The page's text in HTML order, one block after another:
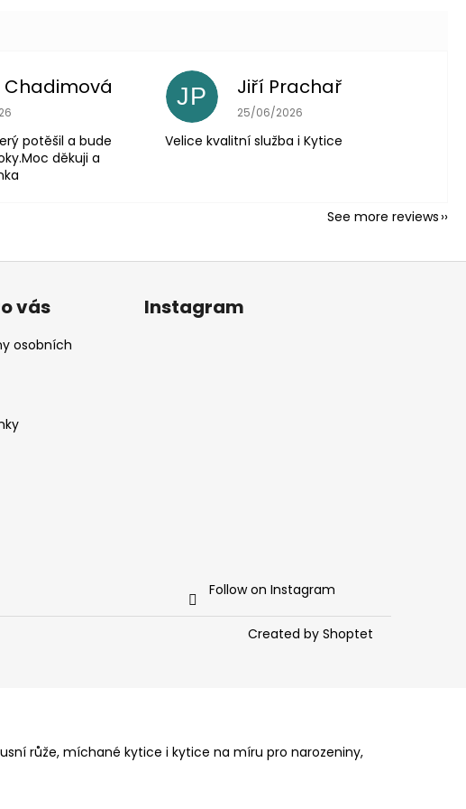
Chadimová
rating is 5 out of 5 stars.
potěšil a bude
děkuji a
JP Jiří Prachař
The store rating is 5 out of 5 stars.
25/06/2026
Velice kvalitní služba i Kytice
See more reviews
vás
osobních
Instagram
Follow on Instagram
Created by Shoptet
růže, míchané kytice i kytice na míru pro narozeniny,